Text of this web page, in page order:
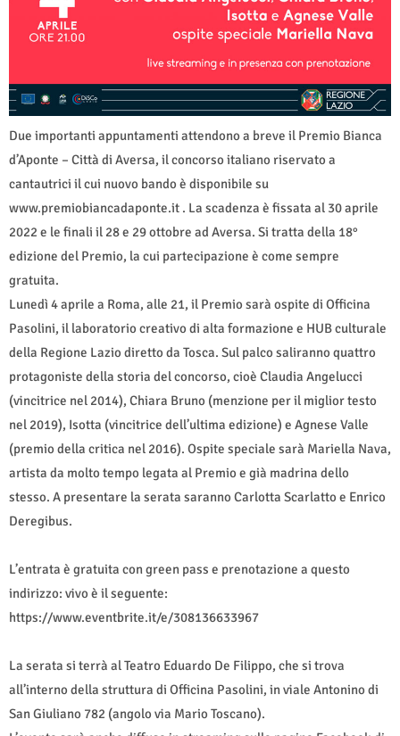
Due importanti appuntamenti attendono a breve il Premio Bianca
d’Aponte – Città di Aversa, il concorso italiano riservato a
cantautrici il cui nuovo bando è disponibile su
www.premiobiancadaponte.it . La scadenza è fissata al 30 aprile
2022 e le finali il 28 e 29 ottobre ad Aversa. Si tratta della 18°
edizione del Premio, la cui partecipazione è come sempre
gratuita.
Lunedì 4 aprile a Roma, alle 21, il Premio sarà ospite di Officina
Pasolini, il laboratorio creativo di alta formazione e HUB culturale
della Regione Lazio diretto da Tosca. Sul palco saliranno quattro
protagoniste della storia del concorso, cioè Claudia Angelucci
(vincitrice nel 2014), Chiara Bruno (menzione per il miglior testo
nel 2019), Isotta (vincitrice dell’ultima edizione) e Agnese Valle
(premio della critica nel 2016). Ospite speciale sarà Mariella Nava,
artista da molto tempo legata al Premio e già madrina dello
stesso. A presentare la serata saranno Carlotta Scarlatto e Enrico
Deregibus.
L’entrata è gratuita con green pass e prenotazione a questo
indirizzo: vivo è il seguente:
https://www.eventbrite.it/e/308136633967
La serata si terrà al Teatro Eduardo De Filippo, che si trova
all’interno della struttura di Officina Pasolini, in viale Antonino di
San Giuliano 782 (angolo via Mario Toscano).